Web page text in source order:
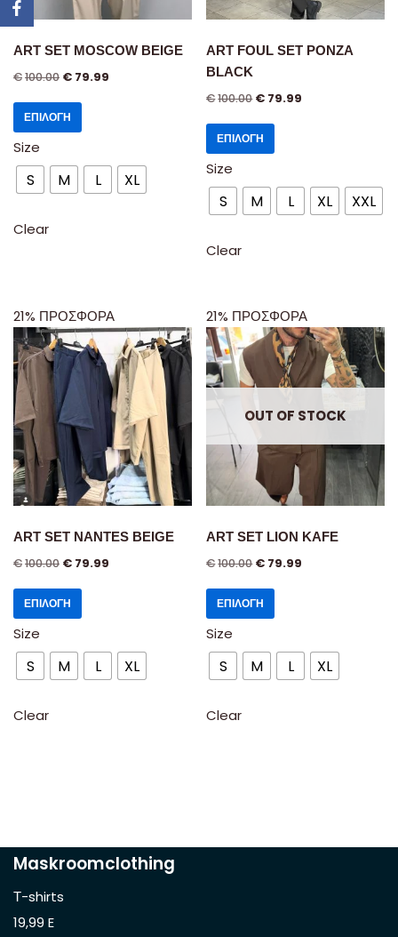
ART SET MOSCOW BEIGE
€100.00 € 79.99
ΕΠΙΛΟΓΉ
Size
S M L XL
Clear
ART FOUL SET PONZA
BLACK
€100.00 € 79.99
ΕΠΙΛΟΓΉ
Size
S M L XL XXL
Clear
21% ΠΡΟΣΦΟΡΑ
ART SET NANTES BEIGE
€100.00 € 79.99
ΕΠΙΛΟΓΉ
Size
S M L XL
Clear
21% ΠΡΟΣΦΟΡΑ
OUT OF STOCK
ART SET LION KAFE
€100.00 € 79.99
ΕΠΙΛΟΓΉ
Size
S M L XL
Clear
Maskroomclothing
Τ-shirts
19,99 E